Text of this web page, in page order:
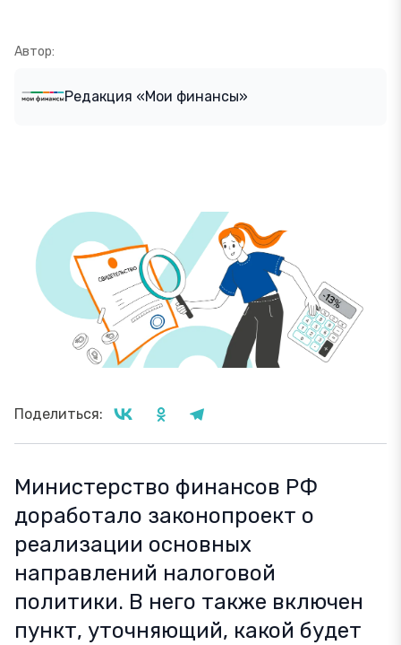
Автор:
Редакция «Мои финансы»
Поделиться:
Министерство финансов РФ
доработало законопроект о
реализации основных
направлений налоговой
политики. В него также включен
пункт, уточняющий, какой будет